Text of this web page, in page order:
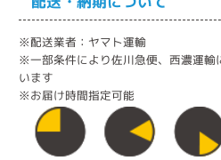
※配送業者：ヤマト運輸
※一部条件により佐川急便、西濃運輸
います
※お届け時間指定可能